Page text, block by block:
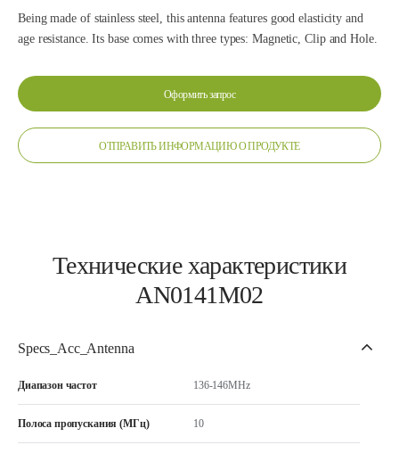
Being made of stainless steel, this antenna features good elasticity and
age resistance. Its base comes with three types: Magnetic, Clip and Hole.
Оформить запрос
ОТПРАВИТЬ ИНФОРМАЦИЮ О ПРОДУКТЕ
Технические характеристики
AN0141M02
Specs_Acc_Antenna
Диапазон частот 136-146MHz
Полоса пропускания (МГц) 10